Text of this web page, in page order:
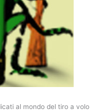
al mondo del tiro a volo